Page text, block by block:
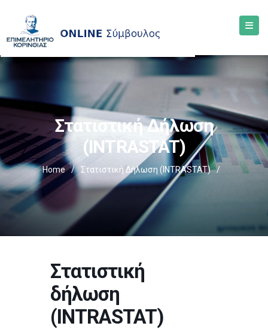
Στατιστική Δήλωση
(INTRASTAT)
Home / Στατιστική Δήλωση (INTRASTAT) /
Στατιστική
δήλωση
(INTRASTAT)